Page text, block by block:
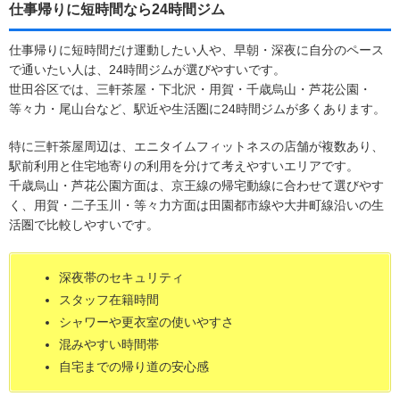
仕事帰りに短時間なら24時間ジム
仕事帰りに短時間だけ運動したい人や、早朝・深夜に自分のペース
で通いたい人は、24時間ジムが選びやすいです。
世田谷区では、三軒茶屋・下北沢・用賀・千歳烏山・芦花公園・
等々力・尾山台など、駅近や生活圏に24時間ジムが多くあります。
特に三軒茶屋周辺は、エニタイムフィットネスの店舗が複数あり、
駅前利用と住宅地寄りの利用を分けて考えやすいエリアです。
千歳烏山・芦花公園方面は、京王線の帰宅動線に合わせて選びやす
く、用賀・二子玉川・等々力方面は田園都市線や大井町線沿いの生
活圏で比較しやすいです。
深夜帯のセキュリティ
スタッフ在籍時間
シャワーや更衣室の使いやすさ
混みやすい時間帯
自宅までの帰り道の安心感